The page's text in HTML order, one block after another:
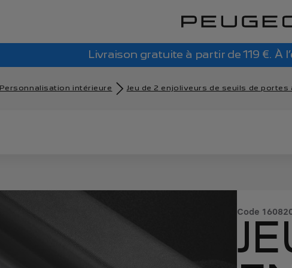
Livraison gratuite à partir de 119 €. À
Personnalisation intérieure Jeu de 2 enjoliveurs de seuils de
Code